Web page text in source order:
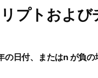
プトおよび
の日付、またはnが負の